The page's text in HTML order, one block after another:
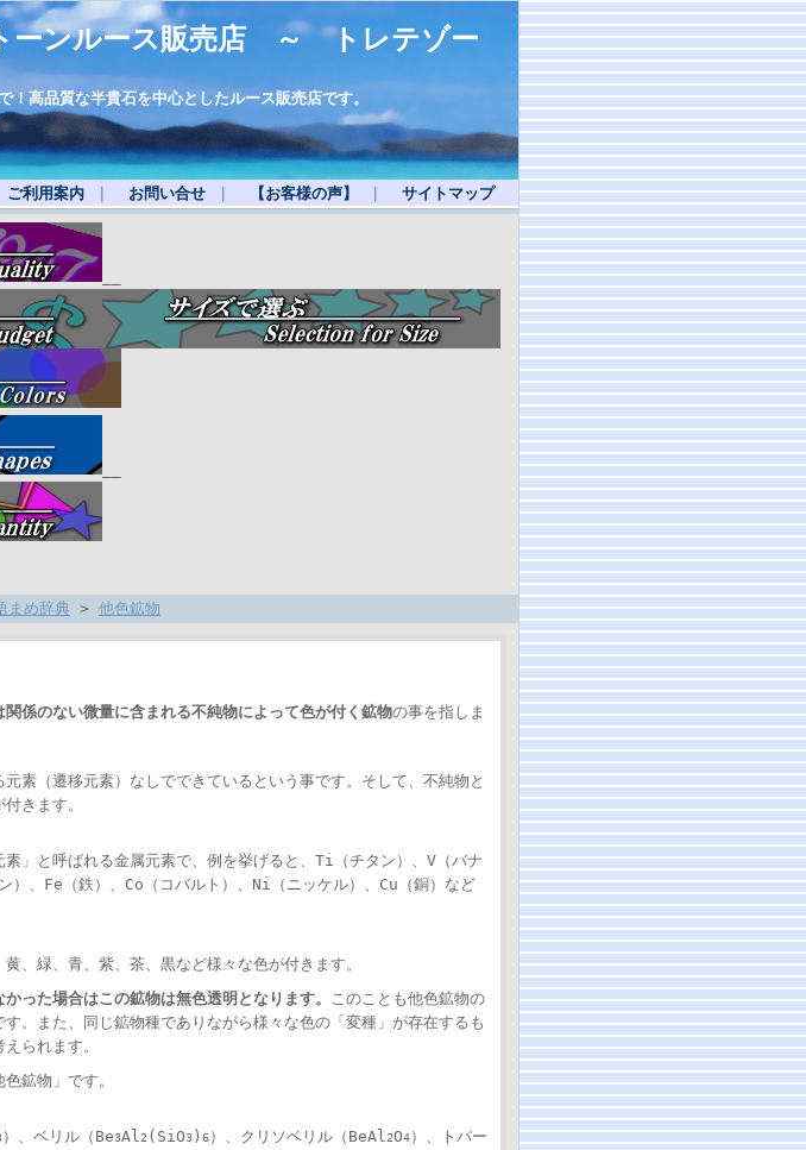
ーンルース販売店 ～ トレテゾー
！高品質な半貴石を中心としたルース販売店です。
ご利用案内 お問い合せ 【お客様の声】 サイトマップ
まめ辞典 > 他色鉱物
関係のない微量に含まれる不純物によって色が付く鉱物の事を指しま
素（遷移元素）なしでできているという事です。そして、不純物と
きます。
」と呼ばれる金属元素で、例を挙げると、Ti（チタン）、V（バナ
）、Fe（鉄）、Co（コバルト）、Ni（ニッケル）、Cu（銅）など
、緑、青、紫、茶、黒など様々な色が付きます。
った場合はこの鉱物は無色透明となります。 このことも他色鉱物の
。また、同じ鉱物種でありながら様々な色の「変種」が存在するも
られます。
鉱物」です。
）、ベリル（Be3Al2 (SiO3 ) 6）、クリソベリル（BeAl2O4）、トパー